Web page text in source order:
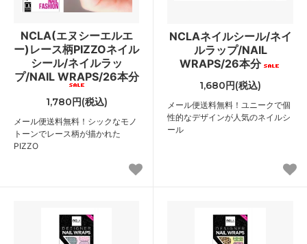
NCLA(エヌシーエルエ
ー)レース柄PIZZOネイル
シール/ネイルラッ
プ/NAIL WRAPS/26本分
1,780円(税込)
メール便送料無料！シックなモノ
トーンでレース柄が描かれた
PIZZO
NCLAネイルシール/ネイ
ルラップ/NAIL
WRAPS/26本分
1,680円(税込)
メール便送料無料！ユニークで個
性的なデザインが人気のネイルシ
ール